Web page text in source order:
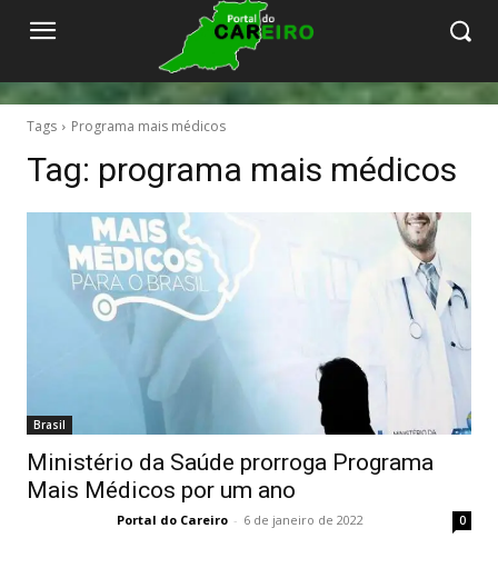
Tags Programa mais médicos
Tag: programa mais médicos
Brasil
Ministério da Saúde prorroga Programa
Mais Médicos por um ano
Portal do Careiro - 6 de janeiro de 2022 0